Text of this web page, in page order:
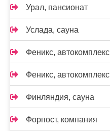
Урал, пансионат
Услада, сауна
Феникс, автокомплекс
Феникс, автокомплекс
Финляндия, сауна
Форпост, компания